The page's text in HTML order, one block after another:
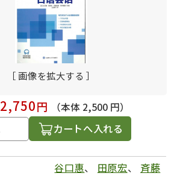
［ 画像を拡大する ］
2,750円
（本体 2,500 円）
カートへ入れる
谷口惠、 田原宏、 斉藤